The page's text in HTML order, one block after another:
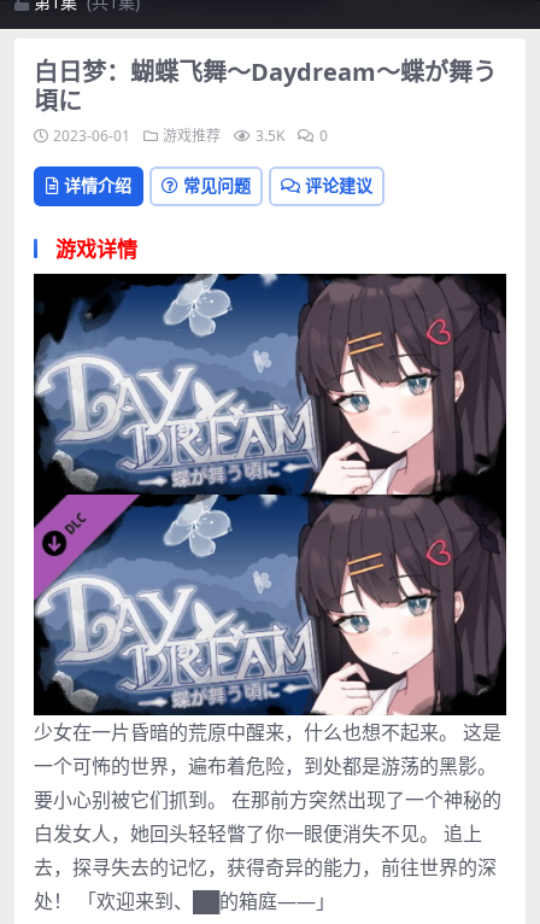
白日梦：蝴蝶飞舞～Daydream～蝶が舞う
頃に
2023-06-01 游戏推荐 3.5K 0
详情介绍 常见问题 评论建议
游戏详情
少女在一片昏暗的荒原中醒来，什么也想不起来。 这是
一个可怖的世界，遍布着危险，到处都是游荡的黑影。
要小心别被它们抓到。 在那前方突然出现了一个神秘的
白发女人，她回头轻轻瞥了你一眼便消失不见。 追上
去，探寻失去的记忆，获得奇异的能力，前往世界的深
处！ 「欢迎来到、██的箱庭——」